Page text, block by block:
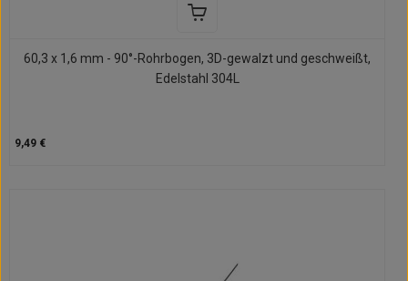
60,3 x 1,6 mm - 90°-Rohrbogen, 3D-gewalzt und geschweißt,
Edelstahl 304L
9,49 €